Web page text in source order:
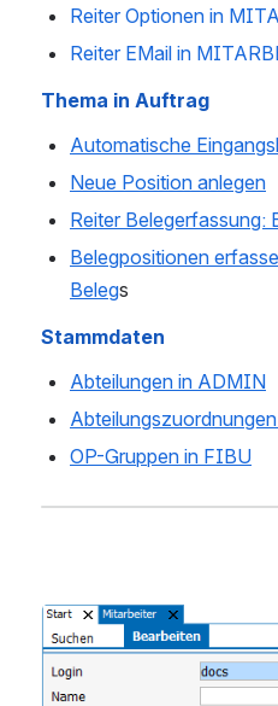
Reiter Optionen in
Reiter EMail in
Thema in Auftrag
Automatische
Neue Position anlegen
Reiter Belegerfassung:
Belegpositionen
Belegs
Stammdaten
Abteilungen in ADMIN
OP-Gruppen in FIBU
Open